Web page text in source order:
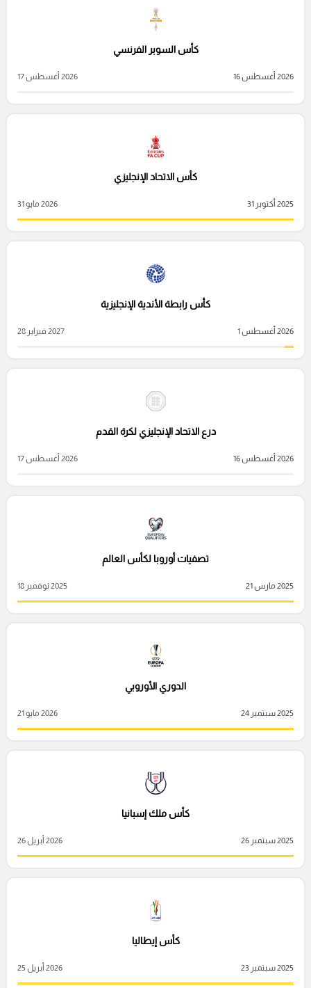
كأس السوبر الفرنسي
2026 أغسطس 16 2026 أغسطس 17
كأس الاتحاد الإنجليزي
2025 أكتوبر 31 2026 مايو 31
كأس رابطة الأندية الإنجليزية
2026 أغسطس 1 2027 فبراير 28
درع الاتحاد الإنجليزي لكرة القدم
2026 أغسطس 16 2026 أغسطس 17
تصفيات أوروبا لكأس العالم
2025 مارس 21 2025 نوفمبر 18
الدوري الأوروبي
2025 سبتمبر 24 2026 مايو 21
كأس ملك إسبانيا
2025 سبتمبر 26 2026 أبريل 26
كأس إيطاليا
2025 سبتمبر 23 2026 أبريل 25